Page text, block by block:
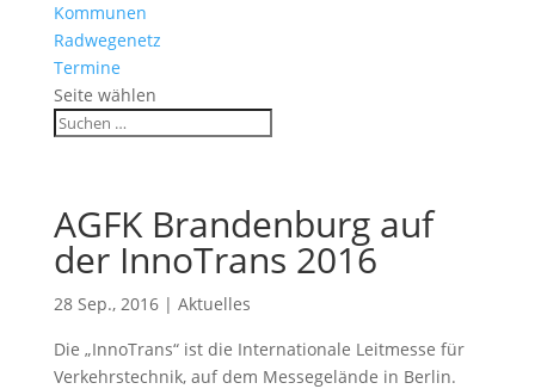
Kommunen
Radwegenetz
Termine
Seite wählen
AGFK Brandenburg auf
der InnoTrans 2016
28 Sep., 2016| Aktuelles
Die „InnoTrans“ ist die Internationale Leitmesse für
Verkehrstechnik, auf dem Messegelände in Berlin.